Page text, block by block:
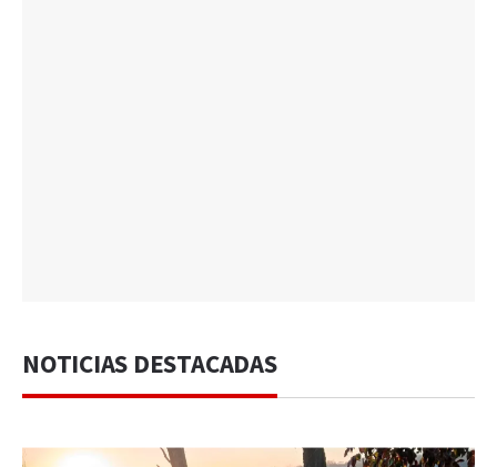
NOTICIAS DESTACADAS